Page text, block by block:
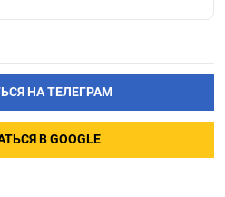
НА ТЕЛЕГРАМ
В GOOGLE